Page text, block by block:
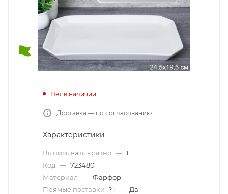
Нет в наличии
Доставка — по согласованию
Характеристики
Выписывать кратно — 1
Код — 723480
Материал — Фарфор
Прямые поставки
? — Да